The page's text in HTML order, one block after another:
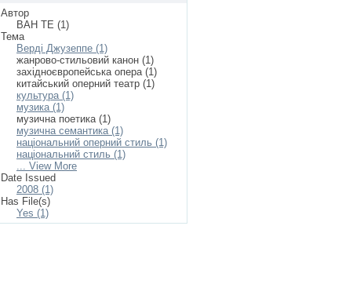
Автор
ВАН ТЕ (1)
Тема
Верді Джузеппе (1)
жанрово-стильовий канон (1)
західноєвропейська опера (1)
китайський оперний театр (1)
культура (1)
музика (1)
музична поетика (1)
музична семантика (1)
національний оперний стиль (1)
національний стиль (1)
... View More
Date Issued
2008 (1)
Has File(s)
Yes (1)